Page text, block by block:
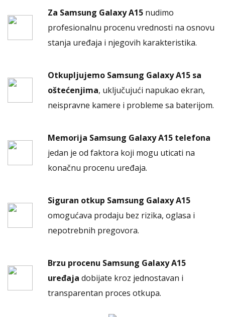
Za Samsung Galaxy A15 nudimo
profesionalnu procenu vrednosti na osnovu
stanja uređaja i njegovih karakteristika.
Otkupljujemo Samsung Galaxy A15 sa
oštećenjima, uključujući napukao ekran,
neispravne kamere i probleme sa baterijom.
Memorija Samsung Galaxy A15 telefona
jedan je od faktora koji mogu uticati na
konačnu procenu uređaja.
Siguran otkup Samsung Galaxy A15
omogućava prodaju bez rizika, oglasa i
nepotrebnih pregovora.
Brzu procenu Samsung Galaxy A15
uređaja dobijate kroz jednostavan i
transparentan proces otkupa.